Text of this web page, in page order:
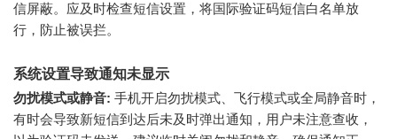
信屏蔽。应及时检查短信设置，将国际验证码短信白名单放
行，防止被误拦。
系统设置导致通知未显示
勿扰模式或静音: 手机开启勿扰模式、飞行模式或全局静音时，
有时会导致新短信到达后未及时弹出通知，用户未注意查收，